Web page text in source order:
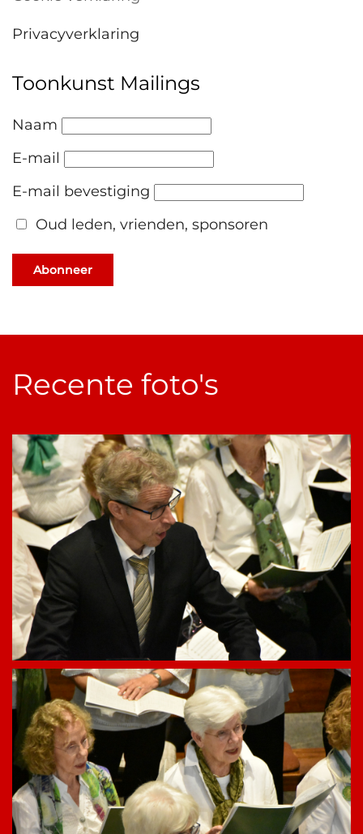
Privacyverklaring
Toonkunst Mailings
Naam
E-mail
E-mail bevestiging
Oud leden, vrienden, sponsoren
Abonneer
Recente foto's